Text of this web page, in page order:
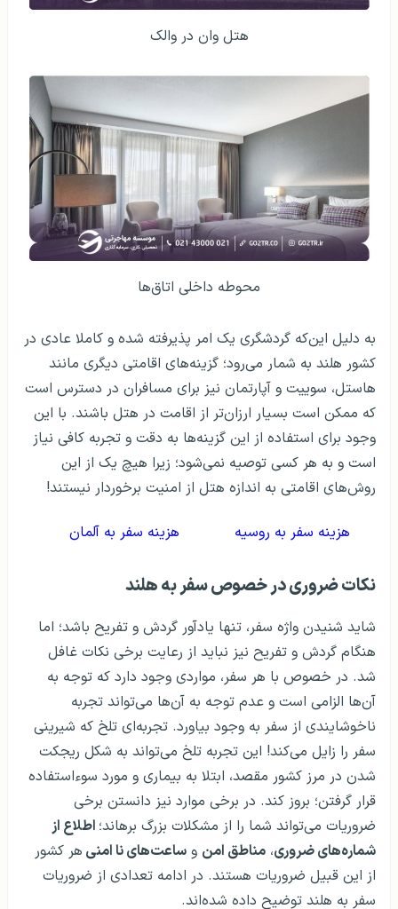
هتل وان در والک
محوطه داخلی اتاق‌ها
به دلیل این‌که گردشگری یک امر پذیرفته شده و کاملا عادی در
کشور هلند به شمار می‌رود؛ گزینه‌های اقامتی دیگری مانند
هاستل، سوییت و آپارتمان نیز برای مسافران در دسترس است
که ممکن است بسیار ارزان‌تر از اقامت در هتل باشند. با این
وجود برای استفاده از این گزینه‌ها به دقت و تجربه کافی نیاز
است و به هر کسی توصیه نمی‌شود؛ زیرا هیچ یک از این
روش‌های اقامتی به اندازه هتل از امنیت برخوردار نیستند!
هزینه سفر به روسیه هزینه سفر به آلمان
نکات ضروری در خصوص سفر به هلند
شاید شنیدن واژه سفر، تنها یادآور گردش و تفریح باشد؛ اما
هنگام گردش و تفریح نیز نباید از رعایت برخی نکات غافل
شد. در خصوص با هر سفر، مواردی وجود دارد که توجه به
آن‌ها الزامی است و عدم توجه به آن‌ها می‌تواند تجربه
ناخوشایندی از سفر به وجود بیاورد. تجربه‌ای تلخ که شیرینی
سفر را زایل می‌کند! این تجربه تلخ می‌تواند به شکل ریجکت
شدن در مرز کشور مقصد، ابتلا به بیماری و مورد سوء‌استفاده
قرار گرفتن؛ بروز کند. در برخی موارد نیز دانستن برخی
ضروریات می‌تواند شما را از مشکلات بزرگ برهاند؛ اطلاع از
شماره‌های ضروری، مناطق امن و ساعت‌های نا امنی هر کشور
از این قبیل ضروریات هستند. در ادامه تعدادی از ضروریات
سفر به هلند توضیح داده‌ شده‌اند.